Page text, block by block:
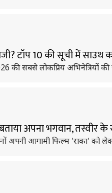
टॉप 10 की सूची में साउथ
की सबसे लोकप्रिय अभिनेत्रियों
अपना भगवान, तस्वीर
अपनी आगामी फिल्म 'राका' को